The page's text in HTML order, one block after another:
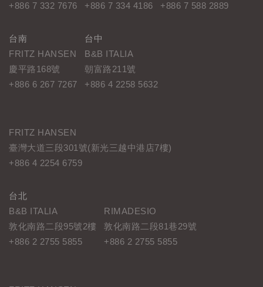
+886 7 332 7676
+886 7 334 4186
+886 7 588 2889
台南
FRITZ HANSEN
慶平路168號
+886 6 267 7267
台中
B&B ITALIA
朝富路211號
+886 4 2258 5632
FRITZ HANSEN
臺灣大道三段301號(新光三越中港店7樓)
+886 4 2254 6759
台北
B&B ITALIA
敦化南路二段95號2樓
+886 2 2755 5855
RIMADESIO
敦化南路二段81巷29號
+886 2 2755 5855